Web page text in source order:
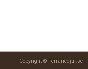
Copyright © Terrariedjur.se